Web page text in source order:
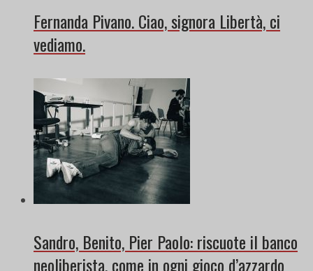
Fernanda Pivano. Ciao, signora Libertà, ci
vediamo.
Sandro, Benito, Pier Paolo: riscuote il banco
neoliberista, come in ogni gioco d’azzardo